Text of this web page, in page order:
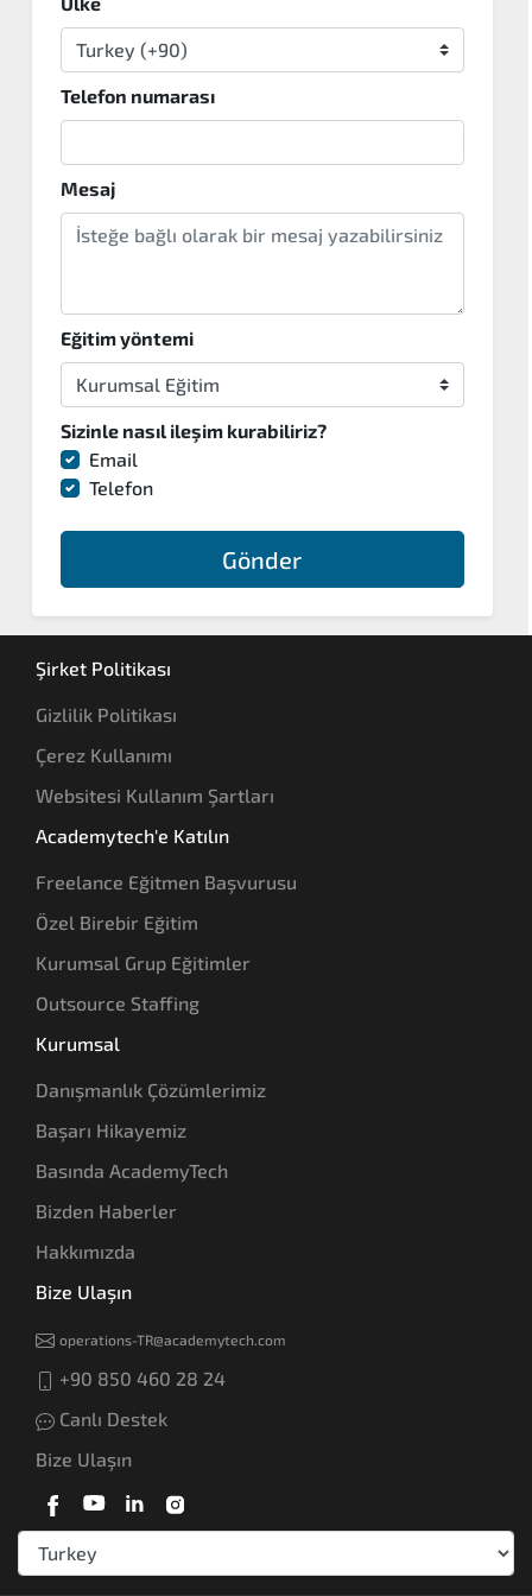
Telefon numarası
Mesaj
Eğitim yöntemi
Sizinle nasıl ileşim kurabiliriz?
Email
Telefon
Gönder
Şirket Politikası
Gizlilik Politikası
Çerez Kullanımı
Websitesi Kullanım Şartları
Academytech'e Katılın
Freelance Eğitmen Başvurusu
Özel Birebir Eğitim
Kurumsal Grup Eğitimler
Outsource Staffing
Kurumsal
Danışmanlık Çözümlerimiz
Başarı Hikayemiz
Basında AcademyTech
Bizden Haberler
Hakkımızda
Bize Ulaşın
operations-TR@academytech.com
+90 850 460 28 24
Canlı Destek
Bize Ulaşın